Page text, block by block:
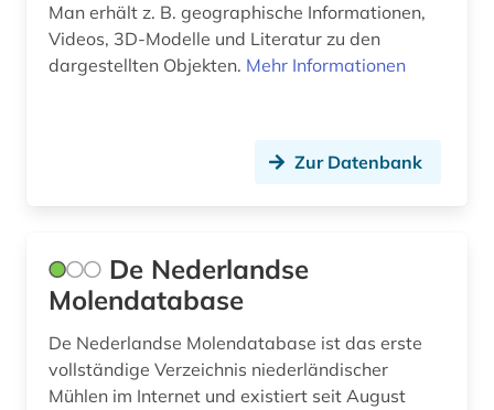
stettin (1)
städtebau (1)
uppsala (1)
urkunde (1)
västmanland (1)
Man erhält z. B. geographische Informationen,
Videos, 3D-Modelle und Literatur zu den
dargestellten Objekten. Mehr Informationen
Zur Datenbank
De Nederlandse
Molendatabase
De Nederlandse Molendatabase ist das erste
vollständige Verzeichnis niederländischer
Mühlen im Internet und existiert seit August